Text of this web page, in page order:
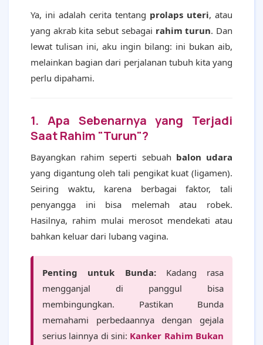
Ya, ini adalah cerita tentang prolaps uteri, atau
yang akrab kita sebut sebagai rahim turun. Dan
lewat tulisan ini, aku ingin bilang: ini bukan aib,
melainkan bagian dari perjalanan tubuh kita yang
perlu dipahami.
1. Apa Sebenarnya yang Terjadi
Saat Rahim "Turun"?
Bayangkan rahim seperti sebuah balon udara
yang digantung oleh tali pengikat kuat (ligamen).
Seiring waktu, karena berbagai faktor, tali
penyangga ini bisa melemah atau robek.
Hasilnya, rahim mulai merosot mendekati atau
bahkan keluar dari lubang vagina.
Penting untuk Bunda:Kadang rasa
mengganjal di panggul bisa
membingungkan. Pastikan Bunda
memahami perbedaannya dengan gejala
serius lainnya di sini: Kanker Rahim Bukan